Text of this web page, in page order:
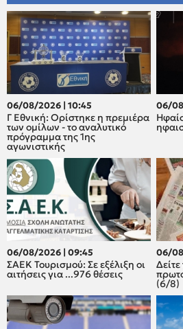
06/08/2026 | 10:45
Γ Εθνική: Ορίστηκε η πρεμιέρα
των ομίλων - το αναλυτικό
πρόγραμμα της 1ης
αγωνιστικής
06/
06/08/2026 | 09:45
ΣΑΕΚ Τουρισμού: Σε εξέλιξη οι
αιτήσεις για ...976 θέσεις
06/
(6/8)